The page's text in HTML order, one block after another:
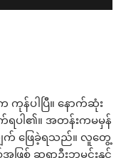
ပါပြီ။ နောက်ဆုံး
ရပါ၏။ အတန်းကမမှန်
ဖြေခဲ့ရသည်။ လူတွေ့
ဖြစ် ဆရာဦးဘမင်းနှင့်